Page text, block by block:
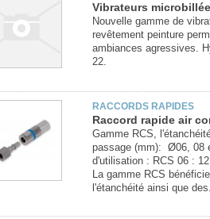
Vibrateurs
Nouvelle gamme de
revêtement peinture
ambiances agressives.
22.
RACCORDS RAPIDES
Raccord rapide air
Gamme RCS,
passage (mm): Ø06, 08
d'utilisation : RCS 06 :
La gamme RCS
l'étanchéité ainsi que